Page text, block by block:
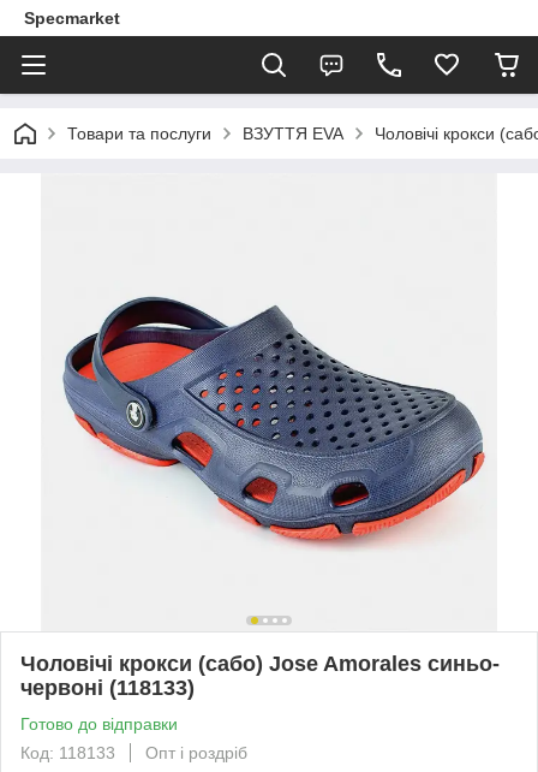
Specmarket
Товари та послуги ВЗУТТЯ EVA Чоловічі крокси
Чоловічі крокси (сабо) Jose Amorales синьо-
червоні (118133)
Готово до відправки
Код: 118133
Опт і роздріб